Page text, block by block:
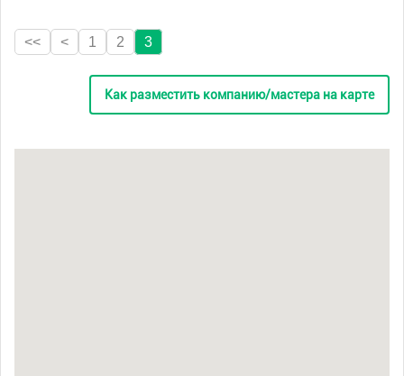
<< < 1 2 3
Как разместить компанию/мастера на карте